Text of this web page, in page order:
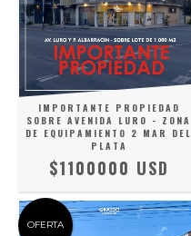
IMPORTANTE PROPIEDAD
SOBRE AVENIDA LURO - ZONA
DE EQUIPAMIENTO 2 MAR DEL
PLATA
$1100000 USD
OFERTA